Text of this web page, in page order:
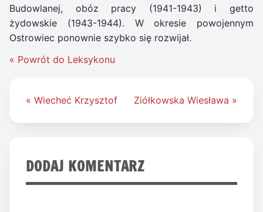
Budowlanej, obóz pracy (1941-1943) i getto
żydowskie (1943-1944). W okresie powojennym
Ostrowiec ponownie szybko się rozwijał.
« Powrót do Leksykonu
Nawigacja
« Wiecheć Krzysztof Ziółkowska Wiesława »
DODAJ KOMENTARZ